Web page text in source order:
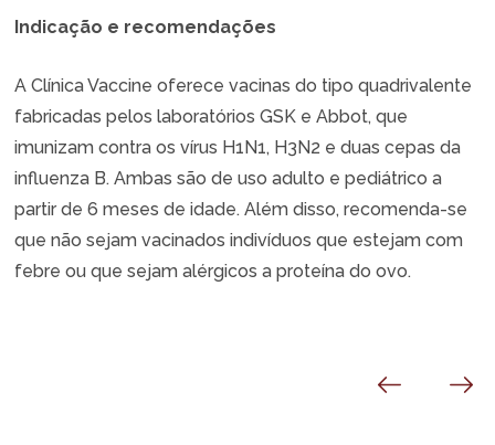
Indicação e recomendações
A Clínica Vaccine oferece vacinas do tipo quadrivalente
fabricadas pelos laboratórios GSK e Abbot, que
imunizam contra os vírus H1N1, H3N2 e duas cepas da
influenza B. Ambas são de uso adulto e pediátrico a
partir de 6 meses de idade. Além disso, recomenda-se
que não sejam vacinados indivíduos que estejam com
febre ou que sejam alérgicos a proteína do ovo.